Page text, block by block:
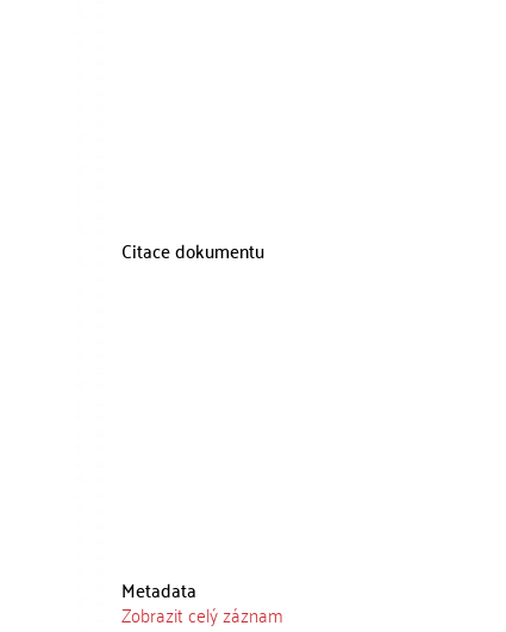
Citace dokumentu
Metadata
Zobrazit celý záznam